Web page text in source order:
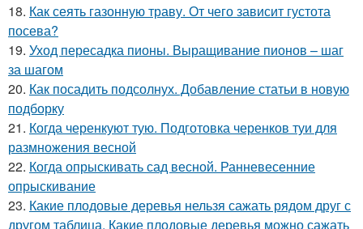
18. Как сеять газонную траву. От чего зависит густота
посева?
19. Уход пересадка пионы. Выращивание пионов – шаг
за шагом
20. Как посадить подсолнух. Добавление статьи в новую
подборку
21. Когда черенкуют тую. Подготовка черенков туи для
размножения весной
22. Когда опрыскивать сад весной. Ранневесенние
опрыскивание
23. Какие плодовые деревья нельзя сажать рядом друг с
другом таблица. Какие плодовые деревья можно сажать